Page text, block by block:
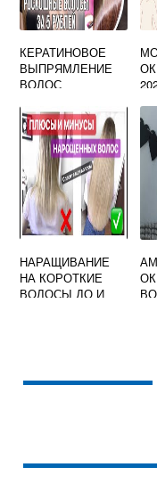
КЕРАТИНОВОЕ
ВЫПРЯМЛЕНИЕ
ВОЛОС
ДОМАШНИХ
УСЛОВИЯХ
НАРАЩИВАНИЕ
НА КОРОТКИЕ
ВОЛОСЫ ДО И